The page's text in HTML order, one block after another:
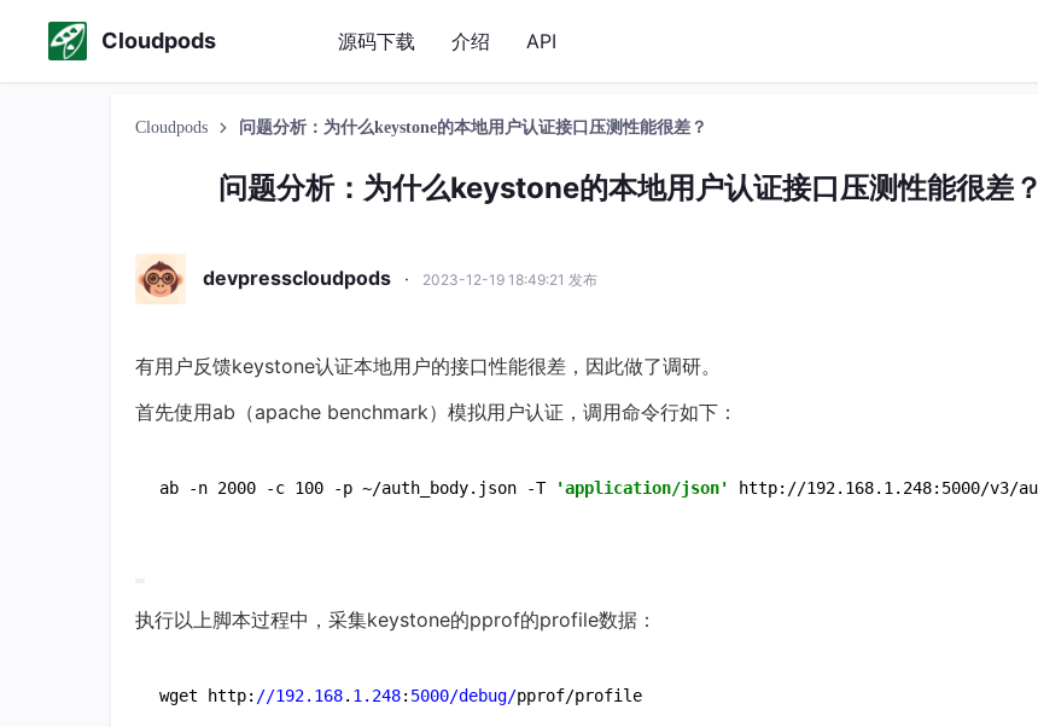
Cloudpods 源码下载 介绍 API
Cloudpods 问题分析：为什么keystone的本地用户认证接口压测性能很差？
问题分析：为什么keystone的本地用户认证接口压测性能很差？
devpresscloudpods · 2023-12-19 18:49:21 发布
有用户反馈keystone认证本地用户的接口性能很差，因此做了调研。
首先使用ab（apache benchmark）模拟用户认证，调用命令行如下：
ab -n 2000 -c 100 -p ~/auth_body.json -T 'application/json'
执行以上脚本过程中，采集keystone的pprof的profile数据：
wget http: //192.168. 1.248: 5000/debug/